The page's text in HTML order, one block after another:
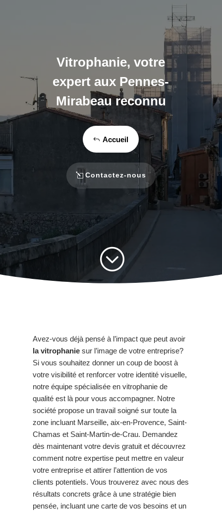
Vitrophanie, votre
expert aux Pennes-
Mirabeau reconnu
Accueil
Contactez-nous
;
Avez-vous déjà pensé à l’impact que peut avoir
la vitrophanie sur l’image de votre entreprise?
Si vous souhaitez donner un coup de boost à
votre visibilité et renforcer votre identité visuelle,
notre équipe spécialisée en vitrophanie de
qualité est là pour vous accompagner. Notre
société propose un travail soigné sur toute la
zone incluant Marseille, aix-en-Provence, Saint-
Chamas et Saint-Martin-de-Crau. Demandez
dès maintenant votre devis gratuit et découvrez
comment notre expertise peut mettre en valeur
votre entreprise et attirer l’attention de vos
clients potentiels. Vous trouverez avec nous des
résultats concrets grâce à une stratégie bien
pensée, incluant une carte de vos besoins et un